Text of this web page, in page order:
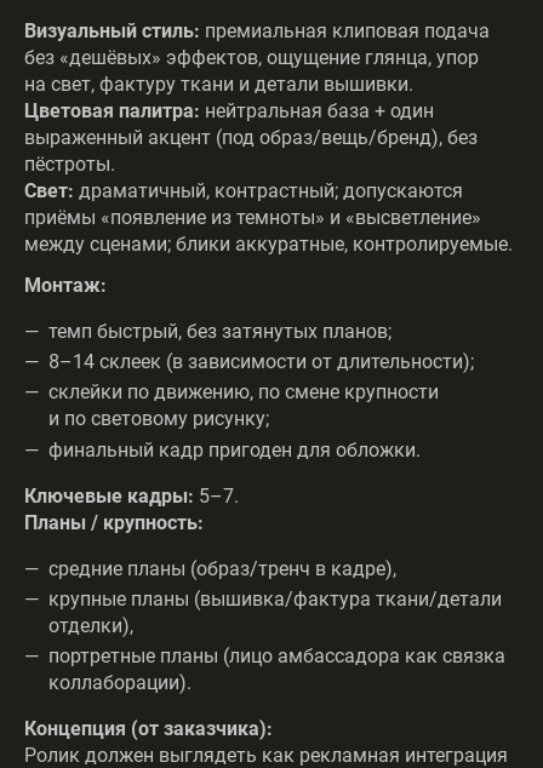
Визуальный стиль: премиальная клиповая подача
без «дешёвых» эффектов, ощущение глянца, упор
на свет, фактуру ткани и детали вышивки.
Цветовая палитра: нейтральная база + один
выраженный акцент (под образ/вещь/бренд), без
пёстроты.
Свет: драматичный, контрастный; допускаются
приёмы «появление из темноты» и «высветление»
между сценами; блики аккуратные, контролируемые.
Монтаж:
темп быстрый, без затянутых планов;
8–14 склеек (в зависимости от длительности);
склейки по движению, по смене крупности
и по световому рисунку;
финальный кадр пригоден для обложки.
Ключевые кадры: 5–7.
Планы / крупность:
средние планы (образ/тренч в кадре),
крупные планы (вышивка/фактура ткани/детали
отделки),
портретные планы (лицо амбассадора как связка
коллаборации).
Концепция (от заказчика):
Ролик должен выглядеть как рекламная интеграция